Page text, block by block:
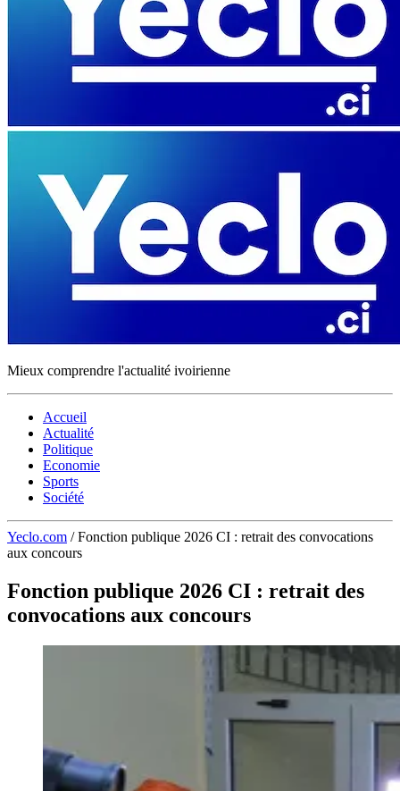
Mieux comprendre l'actualité ivoirienne
Accueil
Actualité
Politique
Economie
Sports
Société
Yeclo.com / Fonction publique 2026 CI : retrait des convocations
aux concours
Fonction publique 2026 CI : retrait des
convocations aux concours